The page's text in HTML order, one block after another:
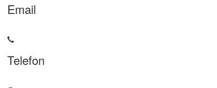
Email
Telefon